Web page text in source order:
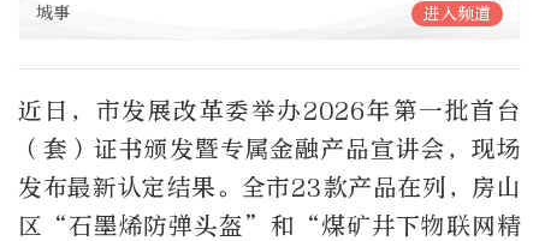
城事 进入频道
近日，市发展改革委举办2026年第一批首台
（套）证书颁发暨专属金融产品宣讲会，现场
发布最新认定结果。全市23款产品在列，房山
区“石墨烯防弹头盔”和“煤矿井下物联网精